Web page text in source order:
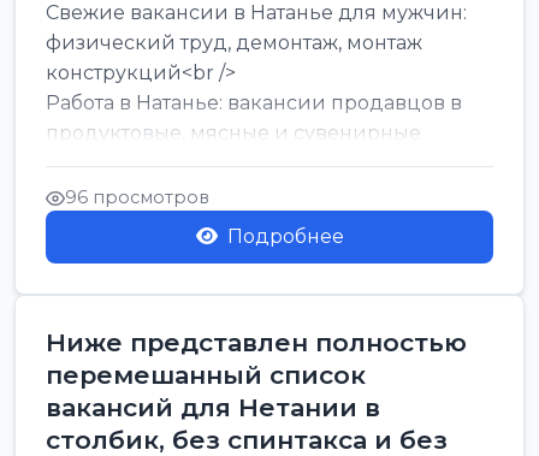
Свежие вакансии в Натанье для мужчин:
физический труд, демонтаж, монтаж
конструкций<br />
Работа в Натанье: вакансии продавцов в
продуктовые, мясные и сувенирные
лавки<br />
Разнорабочий на сборку м...
96 просмотров
Подробнее
Ниже представлен полностью
перемешанный список
вакансий для Нетании в
столбик, без спинтакса и без